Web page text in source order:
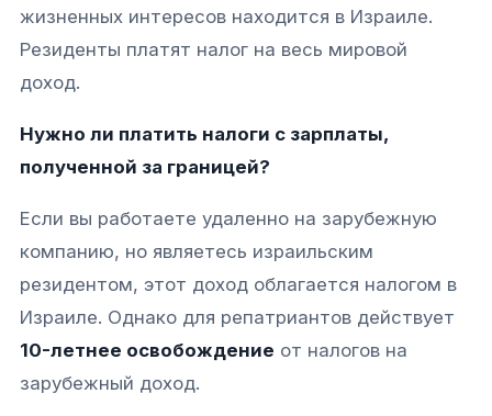
жизненных интересов находится в Израиле.
Резиденты платят налог на весь мировой
доход.​​
Нужно ли платить налоги с зарплаты,
полученной за границей?
Если вы работаете удаленно на зарубежную
компанию, но являетесь израильским
резидентом, этот доход облагается налогом в
Израиле. Однако для репатриантов действует
10-летнее освобождение от налогов на
зарубежный доход.​​